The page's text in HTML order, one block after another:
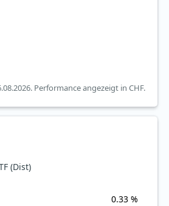
Performance angezeigt in CHF.
(Dist)
0.33 %